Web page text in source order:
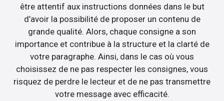
être attentif aux instructions données dans le but
d’avoir la possibilité de proposer un contenu de
grande qualité. Alors, chaque consigne a son
importance et contribue à la structure et la clarté de
votre paragraphe. Ainsi, dans le cas où vous
choisissez de ne pas respecter les consignes, vous
risquez de perdre le lecteur et de ne pas transmettre
votre message avec efficacité.